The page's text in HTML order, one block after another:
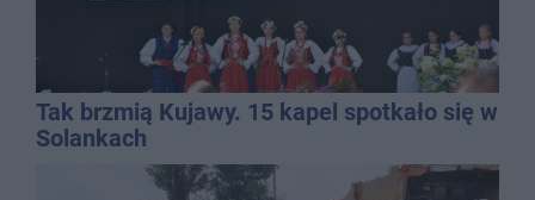
Tak brzmią Kujawy. 15 kapel spotkało się w
Solankach